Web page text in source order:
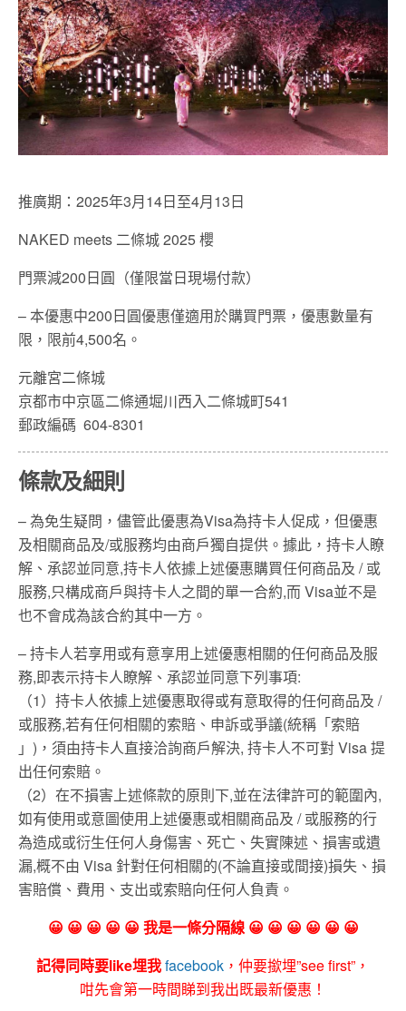
推廣期：2025年3月14日至4月13日
NAKED meets 二條城 2025 櫻
門票減200日圓（僅限當日現場付款）
– 本優惠中200日圓優惠僅適用於購買門票，優惠數量有
限，限前4,500名。
元離宮二條城
京都市中京區二條通堀川西入二條城町541
郵政編碼 604-8301
條款及細則
– 為免生疑問，儘管此優惠為Visa為持卡人促成，但優惠
及相關商品及/或服務均由商戶獨自提供。據此，持卡人瞭
解、承認並同意,持卡人依據上述優惠購買任何商品及 / 或
服務,只構成商戶與持卡人之間的單一合約,而 Visa並不是
也不會成為該合約其中一方。
– 持卡人若享用或有意享用上述優惠相關的任何商品及服
務,即表示持卡人瞭解、承認並同意下列事項:
（1）持卡人依據上述優惠取得或有意取得的任何商品及 /
或服務,若有任何相關的索賠、申訴或爭議(統稱「索賠
」)，須由持卡人直接洽詢商戶解決, 持卡人不可對 Visa 提
出任何索賠。
（2）在不損害上述條款的原則下,並在法律許可的範圍內,
如有使用或意圖使用上述優惠或相關商品及 / 或服務的行
為造成或衍生任何人身傷害、死亡、失實陳述、損害或遺
漏,概不由 Visa 針對任何相關的(不論直接或間接)損失、損
害賠償、費用、支出或索賠向任何人負責。
😀 😀 😀 😀 😀 我是一條分隔線 😀 😀 😀 😀 😀 😀
記得同時要like埋我facebook ，仲要撳埋”see first”，
咁先會第一時間睇到我出既最新優惠！